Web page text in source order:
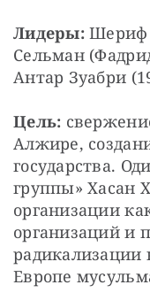
Лидеры: Шериф
Сельман
Антар Зуабри
Цель:
Алжире,
государства.
группы» Хасан
организации
организаций и
Европе